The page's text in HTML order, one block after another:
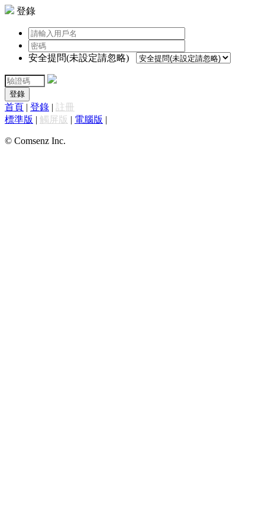
登錄
安全提問(未設定請忽略)
登錄
首頁 | 登錄 | 註冊
標準版 | 觸屏版 | 電腦版 |
© Comsenz Inc.